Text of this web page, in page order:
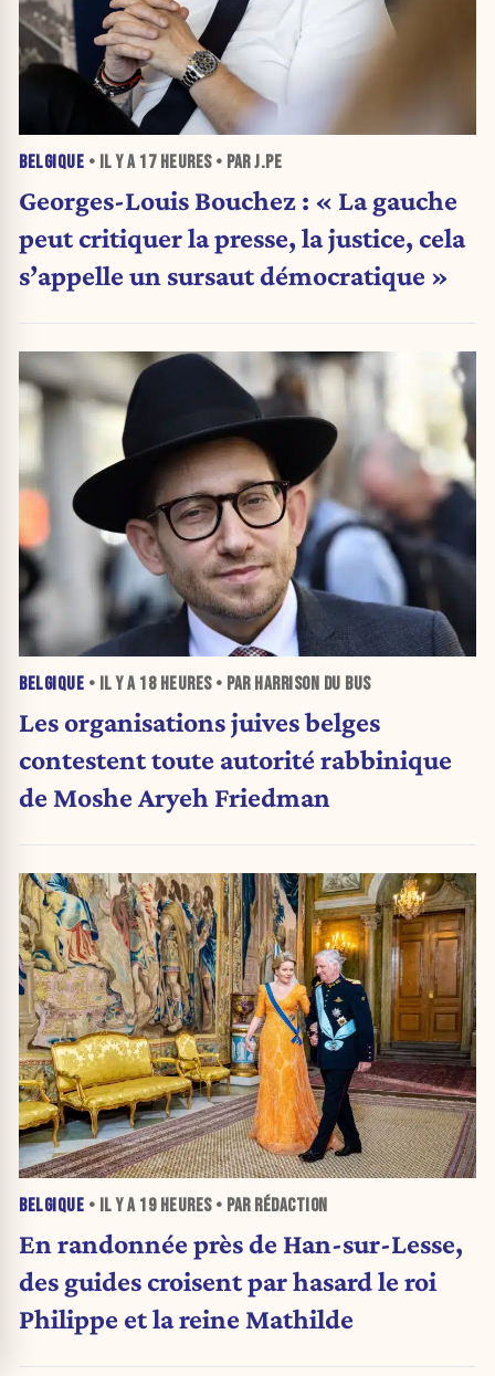
BELGIQUE • IL Y A 17 HEURES• PAR J.PE
Georges-Louis Bouchez : « La gauche
peut critiquer la presse, la justice, cela
s’appelle un sursaut démocratique »
BELGIQUE • IL Y A 18 HEURES• PAR HARRISON DU BUS
Les organisations juives belges
contestent toute autorité rabbinique
de Moshe Aryeh Friedman
BELGIQUE • IL Y A 19 HEURES• PAR RÉDACTION
En randonnée près de Han-sur-Lesse,
des guides croisent par hasard le roi
Philippe et la reine Mathilde